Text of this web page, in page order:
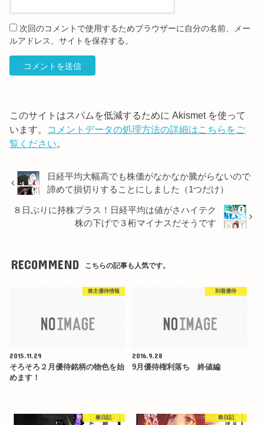
次回のコメントで使用するためブラウザーに自分の名前、メー
ルアドレス、サイトを保存する。
このサイトはスパムを低減するために Akismet を使って
います。 コメントデータの処理方法の詳細はこちらをご
覧ください。
日経平均大幅高でも株価がなかなか騰がらないので
諦めて損切りすることにしました（1つだけ）
８日ぶりに持株プラス！日経平均は値がさハイテク
株の下げで３桁マイナスだそうです
RECOMMEND こちらの記事も人気です。
株主優待情報
2015.11.29
そろそろ２月優待銘柄の物色を始
めます！
到着優待
2016.9.28
9月優待権利落ち 終値編
株日記 株日記